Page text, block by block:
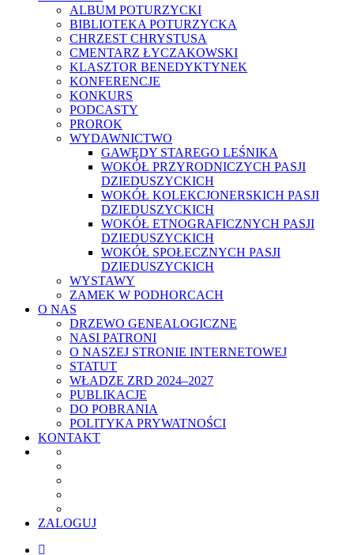
ALBUM POTURZYCKI
BIBLIOTEKA POTURZYCKA
CHRZEST CHRYSTUSA
CMENTARZ ŁYCZAKOWSKI
KLASZTOR BENEDYKTYNEK
KONFERENCJE
KONKURS
PODCASTY
PROROK
WYDAWNICTWO
GAWĘDY STAREGO LEŚNIKA
WOKÓŁ PRZYRODNICZYCH PASJI
DZIEDUSZYCKICH
WOKÓŁ KOLEKCJONERSKICH PASJI
DZIEDUSZYCKICH
WOKÓŁ ETNOGRAFICZNYCH PASJI
DZIEDUSZYCKICH
WOKÓŁ SPOŁECZNYCH PASJI
DZIEDUSZYCKICH
WYSTAWY
ZAMEK W PODHORCACH
O NAS
DRZEWO GENEALOGICZNE
NASI PATRONI
O NASZEJ STRONIE INTERNETOWEJ
STATUT
WŁADZE ZRD 2024–2027
PUBLIKACJE
DO POBRANIA
POLITYKA PRYWATNOŚCI
KONTAKT
ZALOGUJ